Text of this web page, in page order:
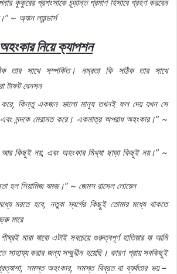
কুকুরের প্রশংসাকে চূড়ান্ত প্রমাণ হিসাবে গ্রহণ করবেন
” ~ অ্যান ল্যান্ডার্স
অহংকারনিয়ে ক্যাপশন
তার সাথে সম্পর্কিত। নম্রতা কি সঠিক তার সাথে
টাফট বেনসন
করে, কিন্তু একজন ভালো মানুষ তখনই ফল দেয় যখন সে
এবং মন্দকে মেরামত করে। একমাত্র অপরাধ অহংকার।” ~
আর কিছুই নয়, এবং অহংকার মিথ্যা ছাড়া কিছুই নয়।” ~
হল সিয়ামিজ যমজ।” ~ জেমস রাসেল লোয়েল
মরতে হবে, নতুবা স্বর্গের কিছুই তোমার মধ্যে থাকতে
মারে
শীঘ্রই মারা যাবো এটাই সবচেয়ে গুরুত্বপূর্ণ হাতিয়ার যা আমি
সাহায্য করার জন্য সম্মুখীন হয়েছি। কারণ প্রায় সবকিছুই
, সমস্ত অহংকার, সমস্ত বিব্রত বা ব্যর্থতার ভয়–